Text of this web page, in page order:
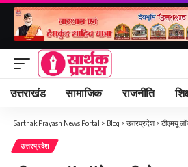
उत्तराखंड सामाजिक राजनीति
Sarthak Prayash News Portal > Blog > उत्तरप्रदेश> टीएमयू लॉ
उत्तरप्रदेश